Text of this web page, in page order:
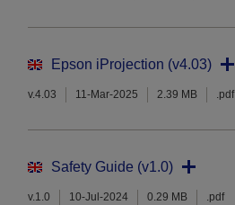
Epson iProjection (v4.03)
v.4.03 11-Mar-2025 2.39 MB .pdf
Safety Guide (v1.0)
v.1.0 10-Jul-2024 0.29 MB .pdf